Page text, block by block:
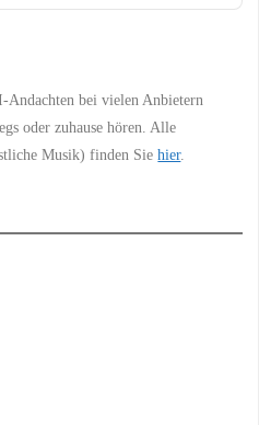
Andachten bei vielen Anbietern
oder zuhause hören. Alle
Musik) finden Siehier.